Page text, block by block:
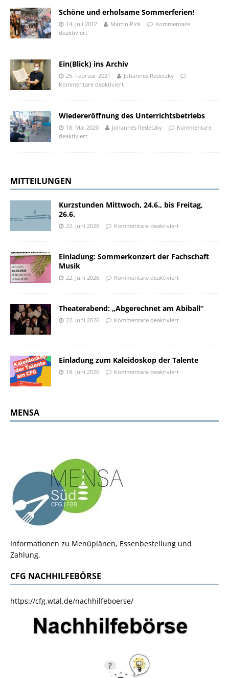
Schöne und erholsame Sommerferien!
14. Juli 2017 Martin Pick
Kommentare
deaktiviert
Ein(Blick) ins Archiv
25. Februar 2021
Johannes Redetzky
Kommentare deaktiviert
Wiedereröffnung des Unterrichtsbetriebs
18. Mai 2020 Johannes Redetzky
Kommentare
deaktiviert
MITTEILUNGEN
Kurzstunden Mittwoch, 24.6., bis Freitag,
26.6.
22. Juni 2026 Kommentare deaktiviert
Einladung: Sommerkonzert der Fachschaft
Musik
22. Juni 2026 Kommentare deaktiviert
Theaterabend: „Abgerechnet am Abiball“
22. Juni 2026 Kommentare deaktiviert
Einladung zum Kaleidoskop der Talente
18. Juni 2026 Kommentare deaktiviert
MENSA
Informationen zu Menüplänen, Essenbestellung und
Zahlung.
CFG NACHHILFEBÖRSE
https://cfg.wtal.de/nachhilfeboerse/